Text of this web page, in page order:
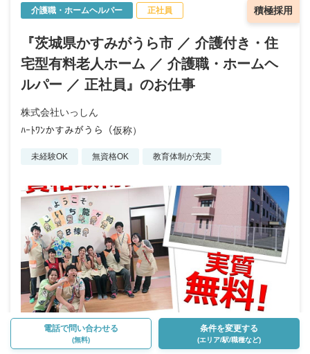
積極採用
介護職・ホームヘルパー 正社員
『茨城県かすみがうら市 ／ 介護付き・住
宅型有料老人ホーム ／ 介護職・ホームヘ
ルパー ／ 正社員』のお仕事
株式会社いっしん
ﾊｰﾄﾜﾝかすみがうら（仮称）
未経験OK 無資格OK 教育体制が充実
電話で問い合わせる
(無料)
条件を変更する
(エリア/駅/職種など)